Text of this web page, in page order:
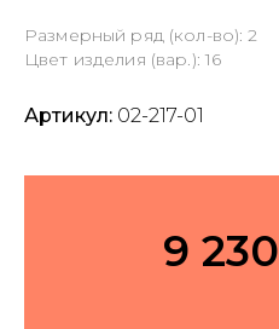
Правила ухода за
Размерный ряд (кол-во): 2
Цвет изделия (вар.): 16
Артикул: 02-217-01
9 230